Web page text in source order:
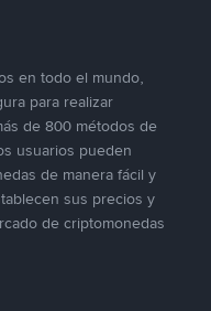
en todo el mundo,
para realizar
de 800 métodos de
usuarios pueden
de manera fácil y
sus precios y
de criptomonedas